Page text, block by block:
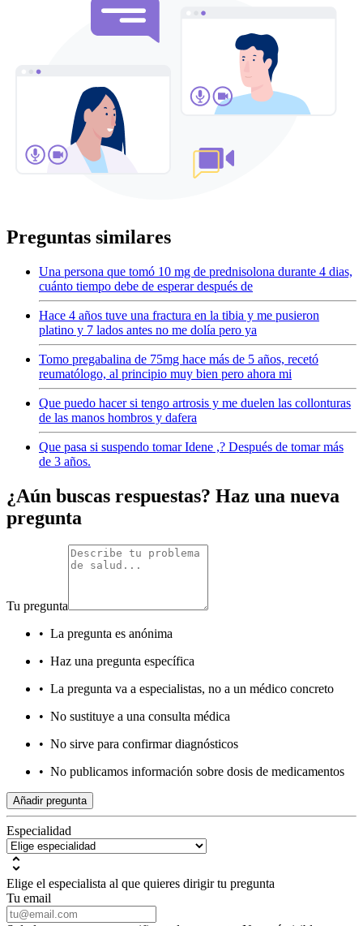
Preguntas similares
Una persona que tomó 10 mg de prednisolona durante 4 dias,
cuánto tiempo debe de esperar después de
Hace 4 años tuve una fractura en la tibia y me pusieron
platino y 7 lados antes no me dolía pero ya
Tomo pregabalina de 75mg hace más de 5 años, recetó
reumatólogo, al principio muy bien pero ahora mi
Que puedo hacer si tengo artrosis y me duelen las collonturas
de las manos hombros y dafera
Que pasa si suspendo tomar Idene ,? Después de tomar más
de 3 años.
¿Aún buscas respuestas? Haz una nueva
pregunta
Tu pregunta
• La pregunta es anónima
• Haz una pregunta específica
• La pregunta va a especialistas, no a un médico concreto
• No sustituye a una consulta médica
• No sirve para confirmar diagnósticos
• No publicamos información sobre dosis de medicamentos
Añadir pregunta
Especialidad
Elige el especialista al que quieres dirigir tu pregunta
Tu email